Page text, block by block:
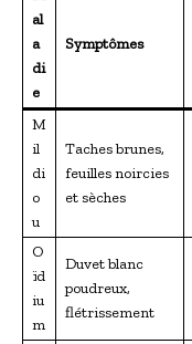
al
a
di
e
Symptômes
M
il
di
o
u
Taches brunes,
feuilles noircies
et sèches
O
ïd
iu
m
Duvet blanc
poudreux,
flétrissement